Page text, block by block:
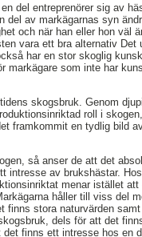
del entreprenörer sig av
av markägarnas syn
och när han eller hon väl
vara ett bra alternativ Det
har en stor skoglig
markägare som inte har
skogsbruk. Genom
roll i
framkommit en tydlig bild
så anser de att det
intresse av brukshästar.
menar istället
håller till viss del
finns stora naturvärden
dels för att det
finns ett intresse hos en